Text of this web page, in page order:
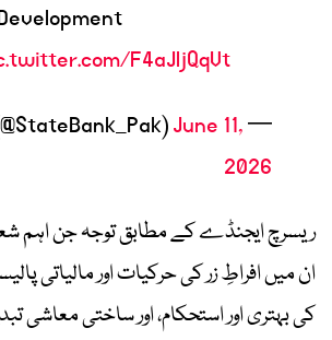
F4aJljQqVt
— SBP (@StateBank_Pak)
June 11,
2026
ریسرچ ایجنڈے کے مطابق توجہ جن اہم
ان میں افراطِ زر کی حرکیات اور مالیاتی
کی بہتری اور استحکام، اور ساختی معاشی